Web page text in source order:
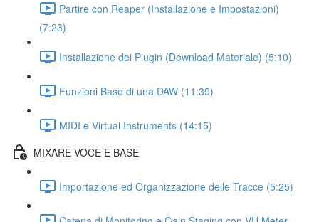
Partire con Reaper (Installazione e Impostazioni)
(7:23)
Installazione dei Plugin (Download Materiale) (5:10)
Funzioni Base di una DAW (11:39)
MIDI e Virtual Instruments (14:15)
MIXARE VOCE E BASE
Importazione ed Organizzazione delle Tracce (5:25)